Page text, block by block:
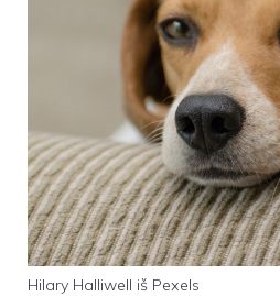
Hilary Halliwell iš Pexels